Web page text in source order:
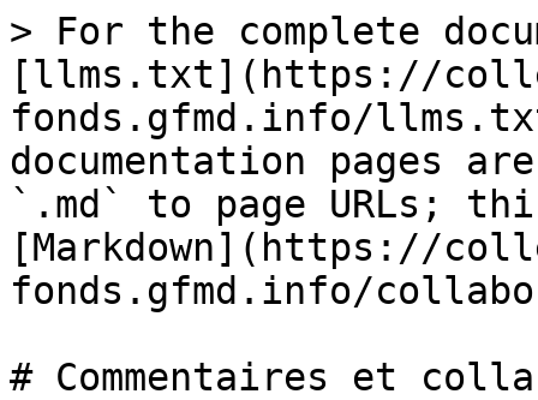
> For the complete
[llms.txt](https://
fonds.gfmd.info/
documentation pages
`.md` to page URLs;
[Markdown](https://
fonds.gfmd.info/
# Commentaires et